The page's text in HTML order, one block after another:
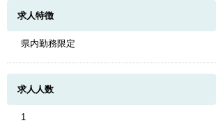
求人特徴
県内勤務限定
求人人数
1